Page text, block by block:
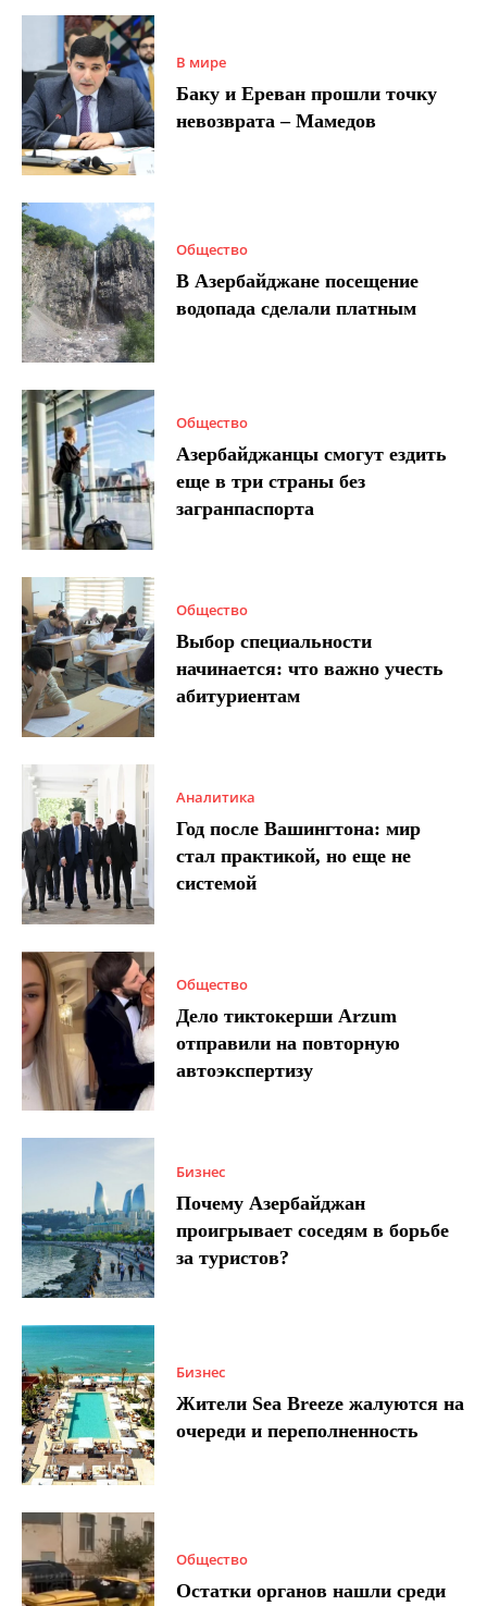
В мире
Баку и Ереван прошли точку
невозврата – Мамедов
Общество
В Азербайджане посещение
водопада сделали платным
Общество
Азербайджанцы смогут ездить
еще в три страны без
загранпаспорта
Общество
Выбор специальности
начинается: что важно учесть
абитуриентам
Аналитика
Год после Вашингтона: мир
стал практикой, но еще не
системой
Общество
Дело тиктокерши Arzum
отправили на повторную
автоэкспертизу
Бизнес
Почему Азербайджан
проигрывает соседям в борьбе
за туристов?
Бизнес
Жители Sea Breeze жалуются на
очереди и переполненность
Общество
Остатки органов нашли среди